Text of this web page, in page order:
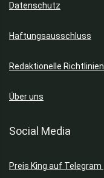
Datenschutz
Haftungsausschluss
Redaktionelle Richtlinien
Über uns
Social Media
Preis King auf Telegram